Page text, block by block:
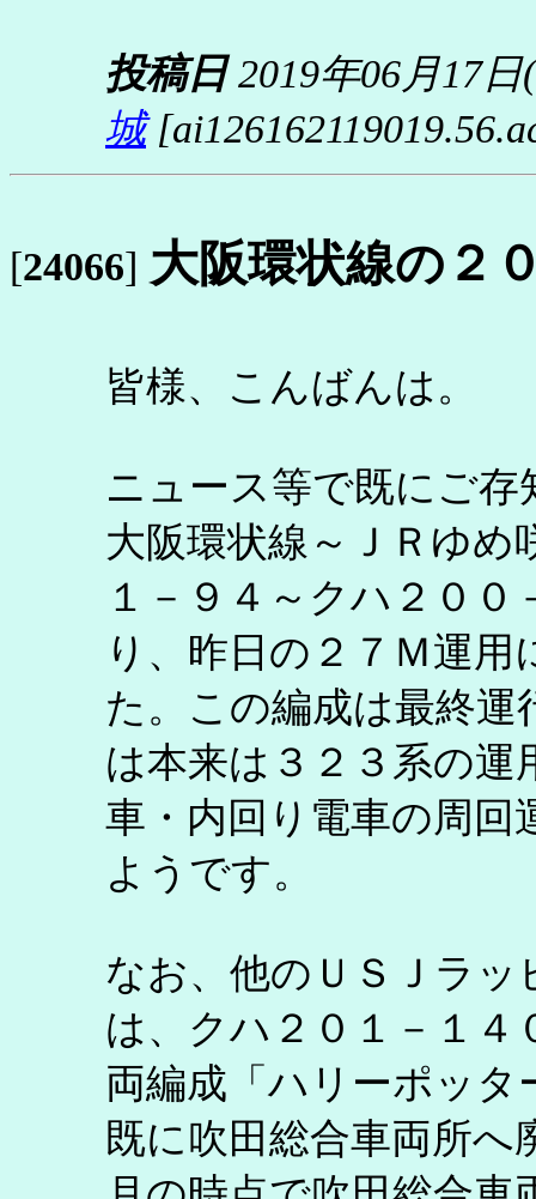
投稿日2019年06月17
城
[24066] 大阪環状線の２
皆様、こんばんは。
ニュース等で既にご
大阪環状線～ＪＲゆめ
１－９４～クハ２０
り、昨日の２７Ｍ運
た。この編成は最終
は本来は３２３系の運
車・内回り電車の周回
ようです。
なお、他のＵＳＪラ
は、クハ２０１－１４
両編成「ハリーポッタ
既に吹田総合車両所へ